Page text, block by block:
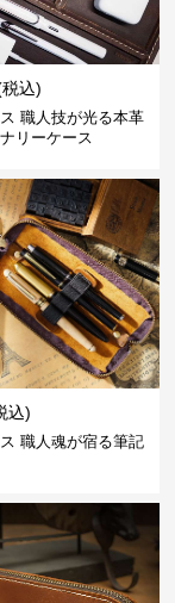
込)
職人技が光る本革
リーケース
込)
職人魂が宿る筆記